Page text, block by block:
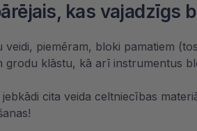
kas vajadzīgs
piemēram, bloki pamatiem
grodu klāstu, kā arī instrumentus
cita veida celtniecības